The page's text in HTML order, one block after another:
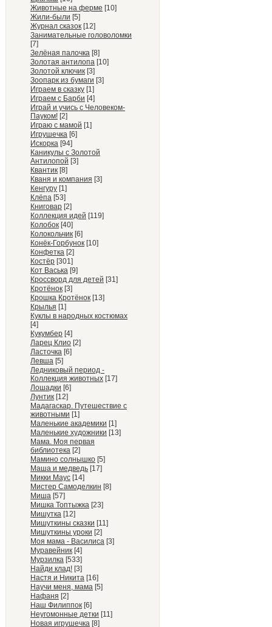
Животные на ферме [10]
Жили-были [5]
Журнал сказок [12]
Занимательные головоломки
[7]
Зелёная палочка [8]
Золотая антилопа [10]
Золотой ключик [3]
Зоопарк из бумаги [3]
Играем в сказку [1]
Играем с Барби [4]
Играй и учись с Человеком-
Пауком! [2]
Играю с мамой [1]
Игрушечка [6]
Искорка [94]
Каникулы с Золотой
Антилопой [3]
Квантик [8]
Кваня и компания [3]
Кенгуру [1]
Клёпа [53]
Книговар [2]
Коллекция идей [119]
Колобок [40]
Колокольчик [6]
Конёк-Горбунок [10]
Конфетка [2]
Костёр [301]
Кот Васька [9]
Кроссворд для детей [31]
Кротёнок [3]
Крошка Кротёнок [13]
Крылья [1]
Куклы в народных костюмах
[4]
Кукумбер [4]
Ларец Клио [2]
Ласточка [6]
Левша [5]
Ледниковый период -
Коллекция животных [17]
Лошадки [6]
Лунтик [12]
Мадагаскар. Путешествие с
животными [1]
Маленькие академики [1]
Маленькие художники [13]
Мама. Моя первая
библиотека [2]
Мамино солнышко [5]
Маша и медведь [17]
Микки Маус [14]
Мистер Самоделкин [8]
Миша [57]
Мишка Топтыжка [23]
Мишутка [12]
Мишуткины сказки [11]
Мишуткины уроки [2]
Моя мама - Василиса [3]
Муравейник [4]
Мурзилка [533]
Найди клад! [3]
Настя и Никита [16]
Научи меня, мама [5]
Нафаня [2]
Наш Филиппок [6]
Неугомонные детки [11]
Новая игрушечка [8]